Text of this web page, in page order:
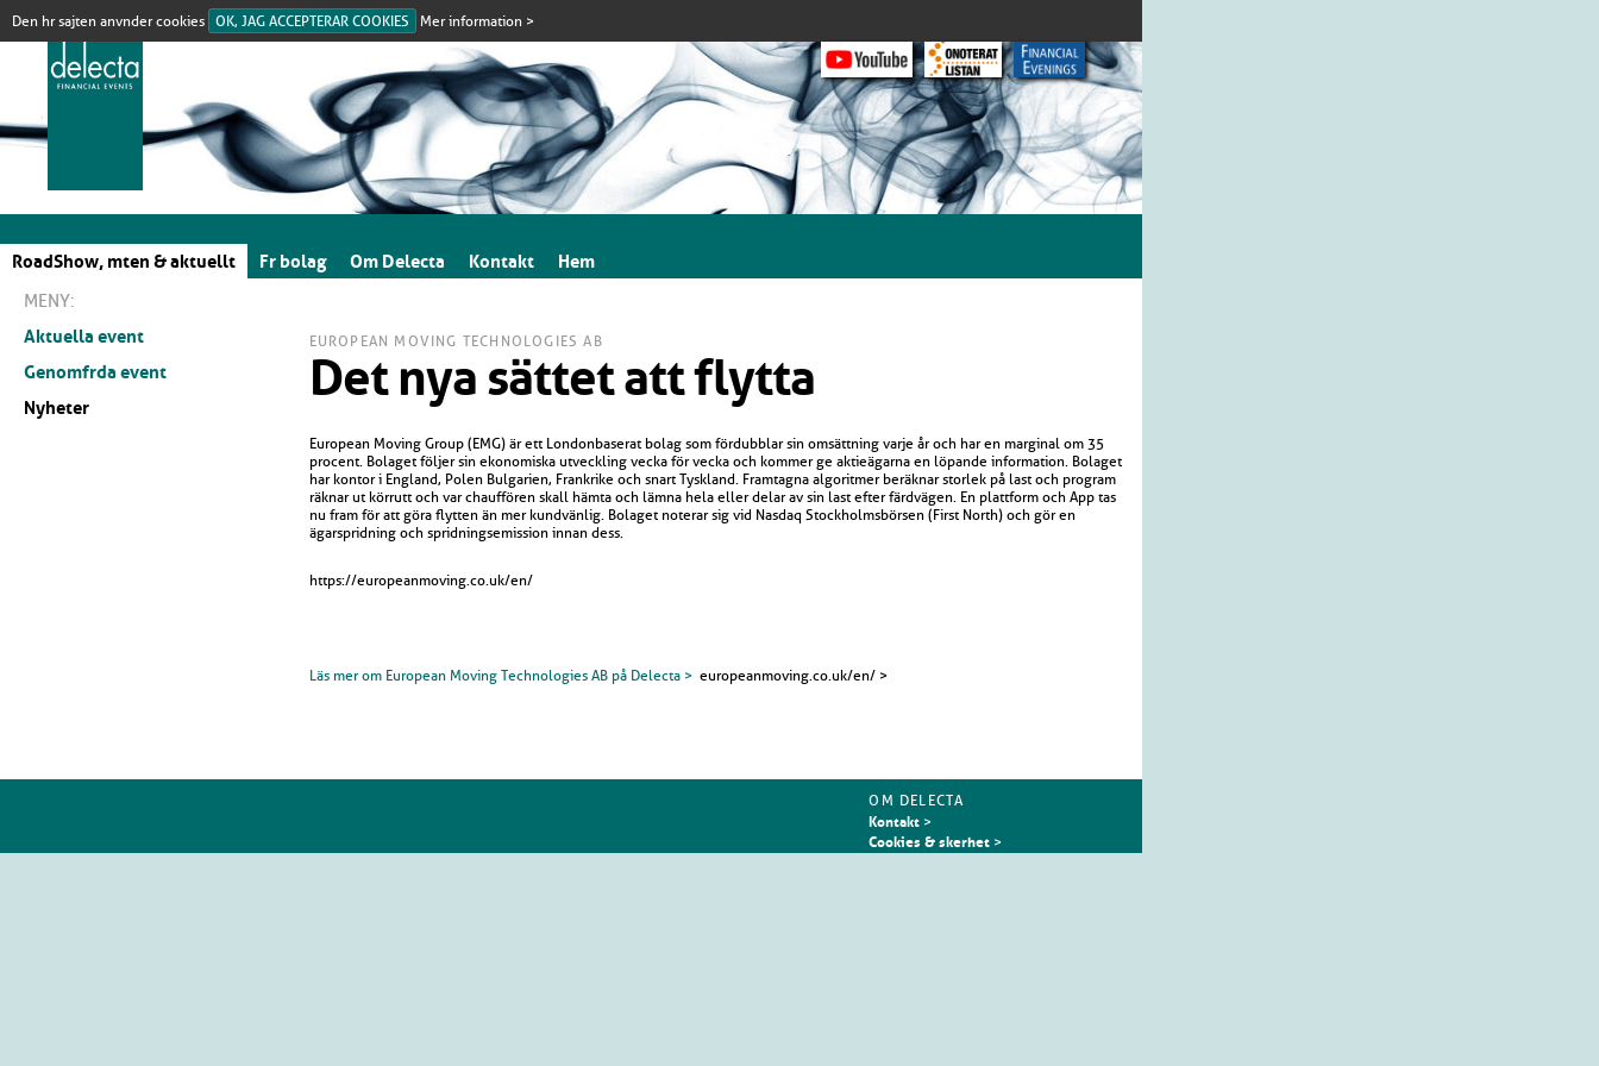
Den hr sajten anvnder cookies OK, JAG ACCEPTERAR COOKIES Mer information >
RoadShow, mten & aktuellt Fr bolag Om Delecta Kontakt Hem
MENY:
Aktuella event
Genomfrda event
Nyheter
EUROPEAN MOVING TECHNOLOGIES AB
Det nya sättet att flytta
European Moving Group (EMG) är ett Londonbaserat bolag som fördubblar sin omsättning varje år och har en marginal om 35
procent. Bolaget följer sin ekonomiska utveckling vecka för vecka och kommer ge aktieägarna en löpande information. Bolaget
har kontor i England, Polen Bulgarien, Frankrike och snart Tyskland. Framtagna algoritmer beräknar storlek på last och program
räknar ut körrutt och var chauffören skall hämta och lämna hela eller delar av sin last efter färdvägen. En plattform och App tas
nu fram för att göra flytten än mer kundvänlig. Bolaget noterar sig vid Nasdaq Stockholmsbörsen (First North) och gör en
ägarspridning och spridningsemission innan dess.
https://europeanmoving.co.uk/en/
Läs mer om European Moving Technologies AB på Delecta > europeanmoving.co.uk/en/ >
OM DELECTA
Kontakt >
Cookies & skerhet >